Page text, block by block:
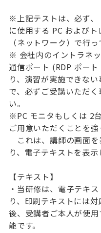
※上記テストは、必ず、
に使用する PC および
（ネットワーク）で行っ
※ 会社内のイントラネ
通信ポート (RDP ポー
り、演習が実施できな
で、必ずご受講いただ
い。
※PC モニタもしくは 2
ご用意いただくことを強
これは、講師の画面
り、電子テキストを表示
【テキスト】
・当研修は、電子テキ
り、印刷テキストには
後、受講者ご本人が使
能です。